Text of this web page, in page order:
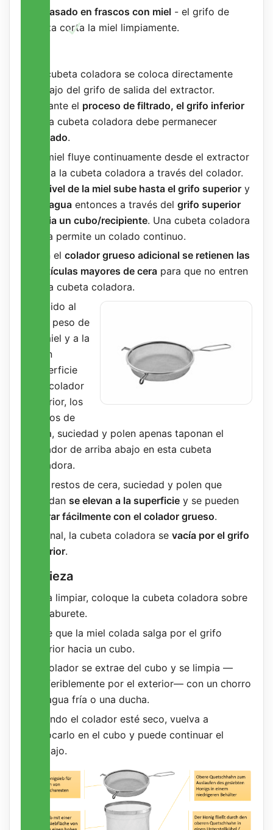
Envasado en frascos con miel- el grifo de
pinza corta la miel limpiamente.
La cubeta coladora se coloca directamente
debajo del grifo de salida del extractor.
Durante el proceso de filtrado, el grifo inferior
de la cubeta coladora debe permanecer
cerrado.
La miel fluye continuamente desde el extractor
hacia la cubeta coladora a través del colador.
nivel de la miel sube hasta el grifo superiory
desaguaentonces a través del grifo superior
hacia un cubo/recipiente. Una cubeta coladora
llena permite un colado continuo.
Con el colador grueso adicional se retienen las
partículas mayores de cerapara que no entren
en la cubeta coladora.
Debido al
alto peso de
la miel y a la
gran
superficie
del colador
interior, los
restos de
cera, suciedad y polen apenas taponan el
colador de arriba abajo en esta cubeta
coladora.
Los restos de cera, suciedad y polen que
quedan se elevan a la superficiey se pueden
retirar fácilmente con el colador grueso.
Al final, la cubeta coladora se vacía por el grifo
inferior.
Limpieza
Para limpiar, coloque la cubeta coladora sobre
un taburete.
Deje que la miel colada salga por el grifo
inferior hacia un cubo.
El colador se extrae del cubo y se limpia —
preferiblemente por el exterior— con un chorro
de agua fría o una ducha.
Cuando el colador esté seco, vuelva a
colocarlo en el cubo y puede continuar el
trabajo.